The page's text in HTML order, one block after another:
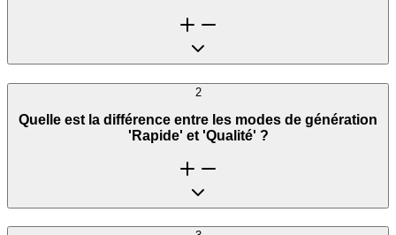
2
Quelle est la différence entre les modes de génération
'Rapide' et 'Qualité' ?